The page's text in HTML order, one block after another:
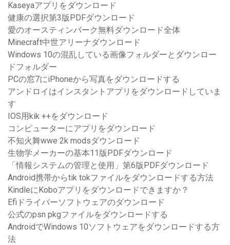
Kaseyaアプリをダウンロード
健康の選択第3版PDFダウンロード
愛のオースティンバーク無料ダウンロード全体
Minecraft中世アリーナダウンロード
Windows 10の混乱している画像フォルダーとダウンロー
ドフォルダー
PCの窓7にiPhoneから写真をダウンロードする
アンドロイはインスタントアプリをダウンロードしていま
す
IOS用kik ++をダウンロード
コンピューターにアプリをダウンロード
不知火舞wwe 2k modsダウンロード
生物学メーカーの基本11版PDFダウンロード
「情報システムの管理と使用」第6版PDFダウンロード
Android携帯からtik tokファイルをダウンロードする方法
KindleにKoboアプリをダウンロードできますか？
Efiドライバーソフトウェアのダウンロード
公式のpsn pkgファイルをダウンロードする
AndroidでWindows 10ソフトウェアをダウンロードする方
法